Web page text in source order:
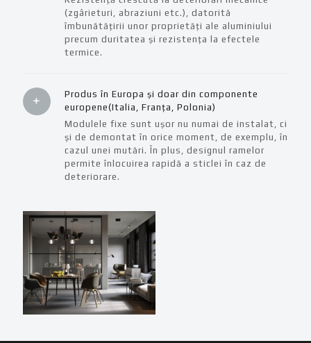
(zgârieturi, abraziuni etc.), datorită
îmbunătățirii unor proprietăți ale aluminiului
precum duritatea și rezistența la efectele
termice.
Produs în Europa și doar din componente
europene(Italia, Franța, Polonia)
Modulele fixe sunt ușor nu numai de instalat, ci
și de demontat în orice moment, de exemplu, în
cazul unei mutări. În plus, designul ramelor
permite înlocuirea rapidă a sticlei în caz de
deteriorare.